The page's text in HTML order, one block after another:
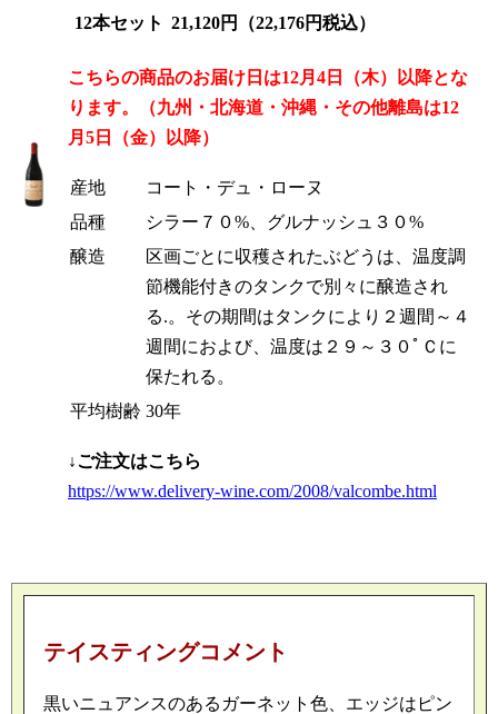
12本セット 21,120円（22,176円税込）
こちらの商品のお届け日は12月4日（木）以降とな
ります。（九州・北海道・沖縄・その他離島は12
月5日（金）以降）
産地
コート・デュ・ローヌ
品種
シラー７０%、グルナッシュ３０%
醸造
区画ごとに収穫されたぶどうは、温度調
節機能付きのタンクで別々に醸造され
る.。その期間はタンクにより２週間～４
週間におよび、温度は２９～３０ﾟＣに
保たれる。
平均樹齢 30年
↓ご注文はこちら
https://www.delivery-wine.com/2008/valcombe.html
テイスティングコメント
黒いニュアンスのあるガーネット色、エッジはピン